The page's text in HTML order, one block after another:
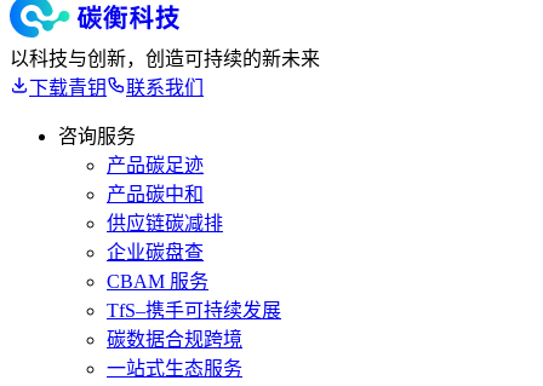
以科技与创新，创造可持续的新未来
下载青钥
联系我们
咨询服务
产品碳足迹
产品碳中和
供应链碳减排
企业碳盘查
CBAM 服务
TfS–携手可持续发展
碳数据合规跨境
一站式生态服务